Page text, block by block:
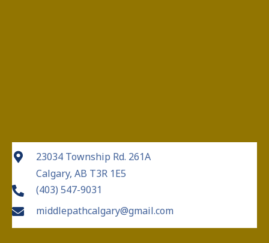
23034 Township Rd. 261A
Calgary, AB T3R 1E5
(403) 547-9031
middlepathcalgary@gmail.com